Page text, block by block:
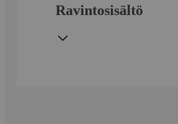
Ravintosisältö